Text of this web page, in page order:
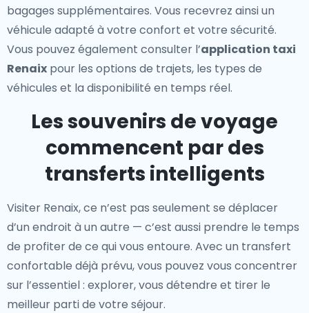
bagages supplémentaires. Vous recevrez ainsi un
véhicule adapté à votre confort et votre sécurité.
Vous pouvez également consulter l’application taxi
Renaix pour les options de trajets, les types de
véhicules et la disponibilité en temps réel.
Les souvenirs de voyage
commencent par des
transferts intelligents
Visiter Renaix, ce n’est pas seulement se déplacer
d’un endroit à un autre — c’est aussi prendre le temps
de profiter de ce qui vous entoure. Avec un transfert
confortable déjà prévu, vous pouvez vous concentrer
sur l’essentiel : explorer, vous détendre et tirer le
meilleur parti de votre séjour.